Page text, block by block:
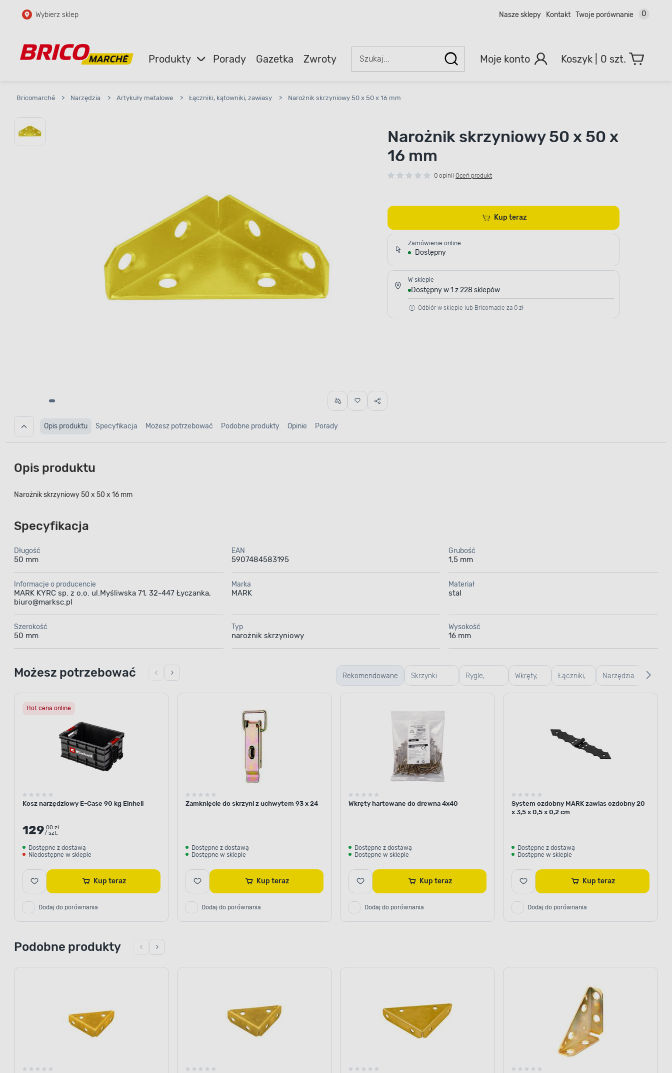
Przejdź do głównej zawartości
Przejdź do wyszukiwarki
Wybierz sklep Nasze sklepy Kontakt Twoje porównanie 0
Produkty Porady Gazetka Zwroty Moje konto 0 szt.
Bricomarché > Narzędzia > Artykuły metalowe > Łączniki, kątowniki, zawiasy > Narożnik skrzyniowy 50 x 50 x 16 mm
Narożnik skrzyniowy 50 x 50 x
16 mm
0 opinii Oceń produkt
Kup teraz
Zamówienie online
Dostępny
W sklepie
Dostępny w 1 z 228 sklepów
Odbiór w sklepie lub Bricomacie za 0 zł
Opis produktu Specyfikacja Możesz potrzebować Podobne produkty Opinie Porady
Opis produktu
Narożnik skrzyniowy 50 x 50 x 16 mm
Specyfikacja
Długość
50 mm
EAN
5907484583195
Grubość
1,5 mm
Informacje o producencie
MARK KYRC sp. z o.o. ul.Myśliwska 71, 32-447 Łyczanka,
biuro@marksc.pl
Marka
MARK
Materiał
stal
Szerokość
50 mm
Typ
narożnik skrzyniowy
Wysokość
16 mm
Rekomendowane Skrzynki Rygle,
zasuwy i
Wkręty, Łączniki, Narzędzia
Możesz potrzebować
Hot cena online
Kosz narzędziowy E-Case 90 kg Einhell
129.00 zł
/ szt.
Dostępne z dostawą
Niedostępne w sklepie
Kup teraz
Dodaj do porównania
Zamknięcie do skrzyni z uchwytem 93 x 24
Dostępne z dostawą
Dostępne w sklepie
Kup teraz
Dodaj do porównania
Wkręty hartowane do drewna 4x40
Dostępne z dostawą
Dostępne w sklepie
Kup teraz
Dodaj do porównania
System ozdobny MARK zawias ozdobny 20
x 3,5 x 0,5 x 0,2 cm
Dostępne z dostawą
Dostępne w sklepie
Kup teraz
Dodaj do porównania
Podobne produkty